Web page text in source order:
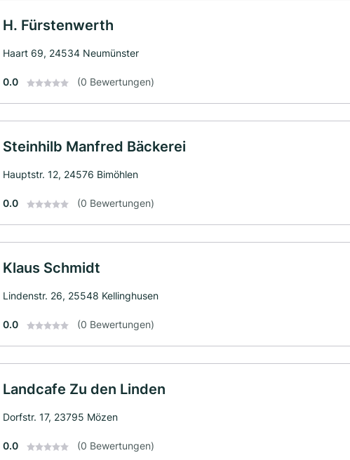
H. Fürstenwerth
Haart 69, 24534 Neumünster
0.0 (0 Bewertungen)
Steinhilb Manfred Bäckerei
Hauptstr. 12, 24576 Bimöhlen
0.0 (0 Bewertungen)
Klaus Schmidt
Lindenstr. 26, 25548 Kellinghusen
0.0 (0 Bewertungen)
Landcafe Zu den Linden
Dorfstr. 17, 23795 Mözen
0.0 (0 Bewertungen)